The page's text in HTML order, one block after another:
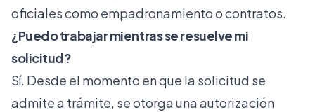
oficiales como empadronamiento o contratos.
¿Puedo trabajar mientras se resuelve mi
solicitud?
Sí. Desde el momento en que la solicitud se
admite a trámite, se otorga una autorización